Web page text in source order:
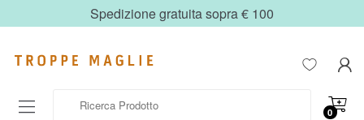
Spedizione gratuita sopra € 100
0